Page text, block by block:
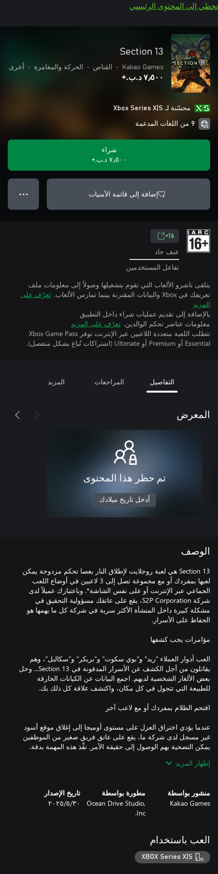
تخطي إلى المحتوى الرئيسي
Section 13
Kakao Games
• القناص • الحركة والمغامرة • أخرى
٧٫٥٠٠ د.ب.‏+
محسّنة لـ Xbox Series X|S
9 من اللغات المدعمة
شراء
٧٫٥٠٠ د.ب.‏+
إضافة إلى قائمة الأمنيات ● ● ●
16+
عنف حاد
تفاعل المستخدمين
يتلقى ناشرو الألعاب التي تقوم بتشغيلها وصولاً إلى معلومات ملف
تعريفك في Xbox والبيانات المقترنة بينما تمارس الألعاب.
تعرّف على
المزيد
بالإضافة إلى تقديم عمليات شراء داخل التطبيق
معلومات عناصر تحكم الوالدين. تعرّف على المزيد
تتطلب اللعبة متعددة اللاعبين عبر الإنترنت توفر Xbox Game Pass
Essential أو Premium أو Ultimate (اشتراكات تُباع بشكل منفصل).
التفاصيل المراجعات المزيد
المعرض
تم حظر هذا المحتوى
أدخل تاريخ ميلادك
الوصف
Section 13 هي لعبة روجلايت لإطلاق النار بعصا تحكم مزدوجة يمكن
لعبها بمفردك أو مع مجموعة تصل إلى 3 لاعبين في أوضاع اللعب
الجماعي عبر الإنترنت أو على نفس الشاشة*. وباعتبارك عميلاً لدى
شركة S2P Corporation، يقع على عاتقك مسؤولية التحقيق في
مشكلة كبيرة داخل المنشأة الأكثر سرية في شركة كل ما يهمها هو
العب أدوار العملاء "ريد" و"بوي سكوت" و"بريكر" و"سكالبل"، وهم
يقاتلون من أجل الكشف عن الأسرار المدفونة في Section 13... وحل
بعض الألغاز الشخصية لديهم. اجمع البيانات عن الكيانات الخارقة
عندما يؤدي اختراق العزل على مستوى أوميجا إلى إغلاق موقع أسود
غير مسجل لدى شركة ما، يقع على عاتق فريق صغير من الموظفين
نفّذ المهمة بمفردك أو مع ما يصل إلى اثنين من زملائك في الفريق.
حركة مشوبة بالتوتر بعصا التحكم المزدوجة في أغرب مكان عمل على
باعتبارها منشأة عزل خارقة للطبيعة من الدرجة الأولى، ستجد لعبة
Section 13 مليئة بالمخاطر الفريدة، ومن ثمَّ يجب عليك التغلب عليها
إظهار المزيد
منشور بواسطة
Kakao Games
مطورة بواسطة
Ocean Drive Studio,
Inc.
تاريخ الإصدار
٣٠‏/٥‏/٢٠٢٥
العب باستخدام
XBOX Series X|S